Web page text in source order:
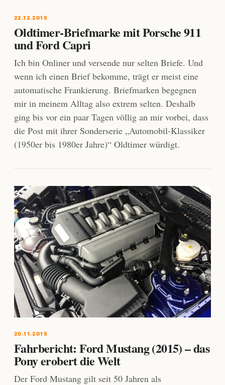
22.12.2015
Oldtimer-Briefmarke mit Porsche 911
und Ford Capri
Ich bin Onliner und versende nur selten Briefe. Und
wenn ich einen Brief bekomme, trägt er meist eine
automatische Frankierung. Briefmarken begegnen
mir in meinem Alltag also extrem selten. Deshalb
ging bis vor ein paar Tagen völlig an mir vorbei, dass
die Post mit ihrer Sonderserie „Automobil-Klassiker
(1950er bis 1980er Jahre)“ Oldtimer würdigt.
20.11.2015
Fahrbericht: Ford Mustang (2015) – das
Pony erobert die Welt
Der Ford Mustang gilt seit 50 Jahren als